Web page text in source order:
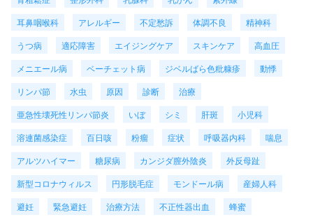
耳鼻咽喉科
アレルギー 不定愁訴 体調不良
精神科
うつ病
適応障害 エイジングケア スキンケア
高血圧
メニエール病
ベーチェット病 ジベルばら色粃糠疹
動悸
リンパ節
水虫 原因 診断
治療
亜急性壊死性リンパ節炎
いぼ シミ 肝斑
小児科
溶連菌感染症
百日咳 粉瘤 症状 呼吸器内科
喘息
アルツハイマー
糖尿病 カンジダ膣外陰炎
外反母趾
新型コロナウィルス
円形脱毛症 モンドール病
産婦人科
避妊
緊急避妊 治療方法 不正性器出血
蜂蜜